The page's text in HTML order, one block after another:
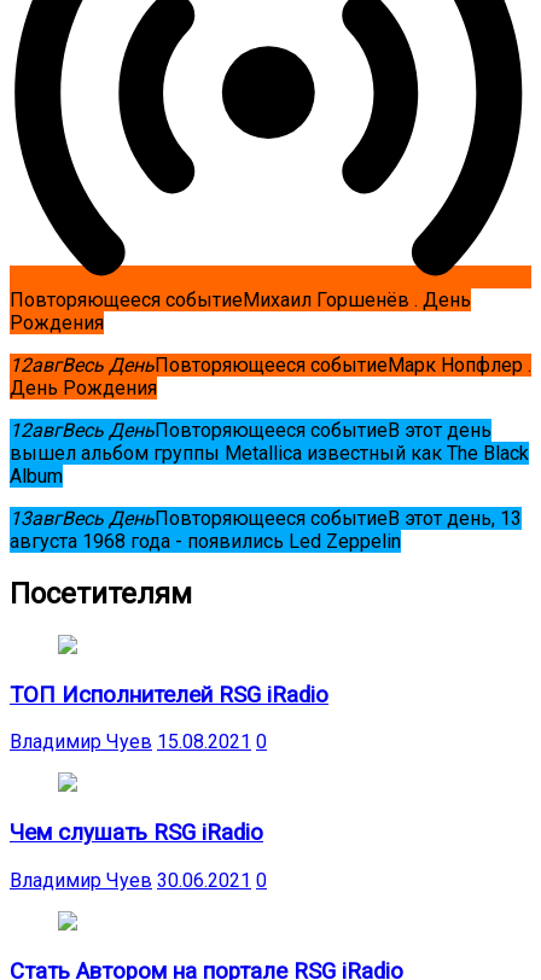
Повторяющееся событиеМихаил Горшенёв . День
Рождения
12авгВесь ДеньПовторяющееся событиеМарк Нопфлер .
День Рождения
12авгВесь ДеньПовторяющееся событиеВ этот день
вышел альбом группы Metallica известный как The Black
Album
13авгВесь ДеньПовторяющееся событиеВ этот день, 13
августа 1968 года - появились Led Zeppelin
Посетителям
ТОП Исполнителей RSG iRadio
Владимир Чуев 15.08.2021 0
Чем слушать RSG iRadio
Владимир Чуев 30.06.2021 0
Стать Автором на портале RSG iRadio